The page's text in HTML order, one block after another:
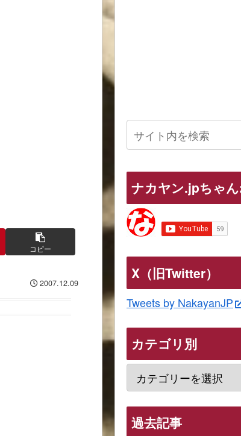
コピー
2007.12.09
ナカヤン.jpちゃん
X（旧Twitter）
Tweets by NakayanJP
カテゴリ別
過去記事